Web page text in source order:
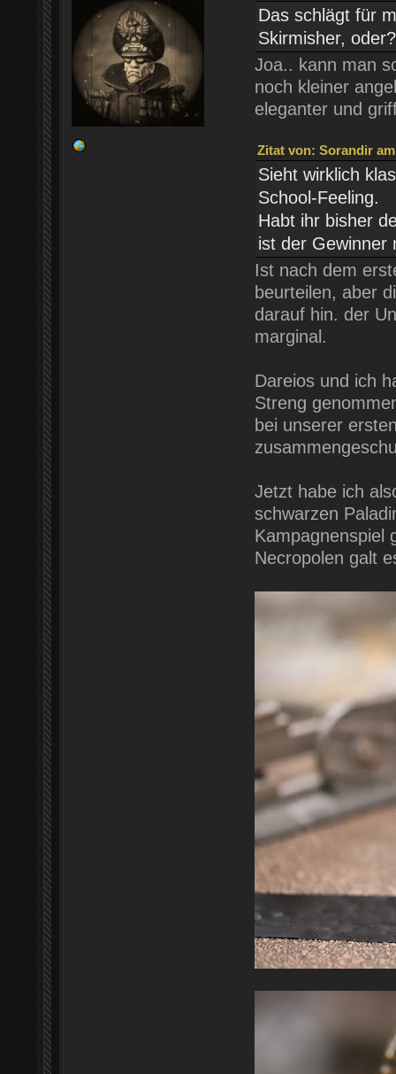
Das schlägt für
Skirmisher, oder?
Joa.. kann man
noch kleiner
eleganter und
Zitat von: Sorandir
Sieht wirklich
School-Feeling.
Habt ihr bisher
ist der Gewinner
Ist nach dem
beurteilen, aber
darauf hin. der
marginal.
Dareios und ich
Streng
bei unserer
Jetzt habe ich
schwarzen
Kampagnenspiel
Necropolen galt